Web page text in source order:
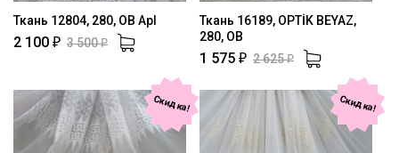
Ткань 12804, 280, OB Apl
2 100 ₽ 3 500₽
Ткань 16189, OPTİK BEYAZ,
280, OB
1 575 ₽ 2 625₽
Скидка! Скидка!